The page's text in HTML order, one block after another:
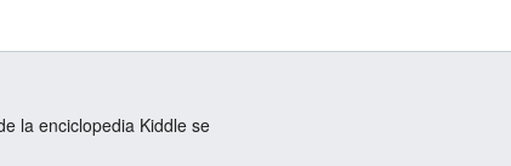
la enciclopedia Kiddle se